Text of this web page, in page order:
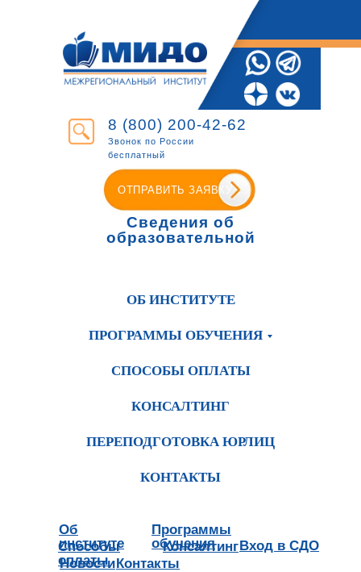
8 (800) 200-42-62
Звонок по России
бесплатный
ОТПРАВИТЬ ЗАЯВКУ
Сведения об
образовательной
ОБ ИНСТИТУТЕ
ПРОГРАММЫ ОБУЧЕНИЯ
СПОСОБЫ ОПЛАТЫ
КОНСАЛТИНГ
ПЕРЕПОДГОТОВКА ЮРЛИЦ
КОНТАКТЫ
Об
институте
Программы
обучения
Способы
оплаты
Консалтинг
Новости
Вход в СДО
Контакты